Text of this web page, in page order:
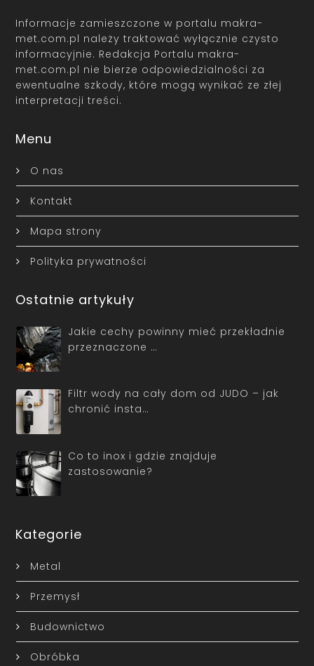
Informacje zamieszczone w portalu makra-
met.com.pl należy traktować wyłącznie czysto
informacyjnie. Redakcja Portalu makra-
met.com.pl nie bierze odpowiedzialności za
ewentualne szkody, które mogą wynikać ze złej
interpretacji treści.
Menu
O nas
Kontakt
Mapa strony
Polityka prywatności
Ostatnie artykuły
Jakie cechy powinny mieć przekładnie
przeznaczone …
Filtr wody na cały dom od JUDO – jak
chronić insta…
Co to inox i gdzie znajduje
zastosowanie?
Kategorie
Metal
Przemysł
Budownictwo
Obróbka